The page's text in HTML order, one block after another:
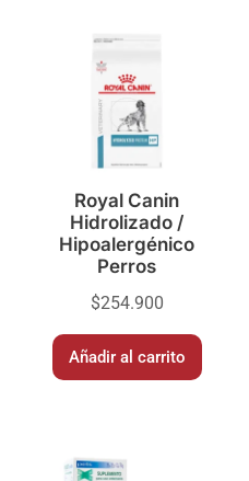
Royal Canin
Hidrolizado /
Hipoalergénico
Perros
$254.900
Añadir al carrito